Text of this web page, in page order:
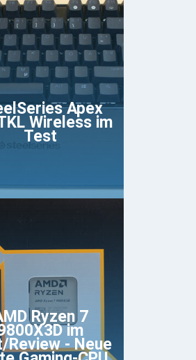
Apex
Wireless im
Test
Ryzen 7
im
Review - Neue